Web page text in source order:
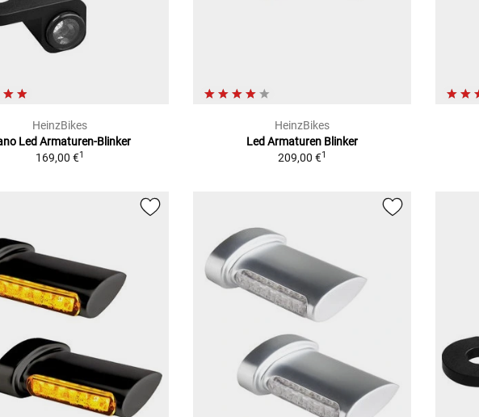
HeinzBikes
Led Armaturen-Blinker
169,00 €1
HeinzBikes
Led Armaturen Blinker
209,00 €1